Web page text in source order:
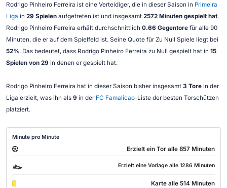
Rodrigo Pinheiro Ferreira ist eine Verteidiger, die in dieser Saison in Primeira
Liga in 29 Spielenaufgetreten ist und insgesamt 2572 Minuten gespielt hat.
Rodrigo Pinheiro Ferreira erhält durchschnittlich 0.66 Gegentorefür alle 90
Minuten, die er auf dem Spielfeld ist. Seine Quote für Zu Null Spiele liegt bei
52%. Das bedeutet, dass Rodrigo Pinheiro Ferreira zu Null gespielt hat in 15
Spielen von 29 in denen er gespielt hat.
Rodrigo Pinheiro Ferreira hat in dieser Saison bisher insgesamt 3 Torein der
Liga erzielt, was ihn als 9 in der FC Famalicao-Liste der besten Torschützen
platziert.
Minute pro Minute
Erzielt ein Tor alle 857 Minuten
Erzielt eine Vorlage alle 1286 Minuten
Karte alle 514 Minuten